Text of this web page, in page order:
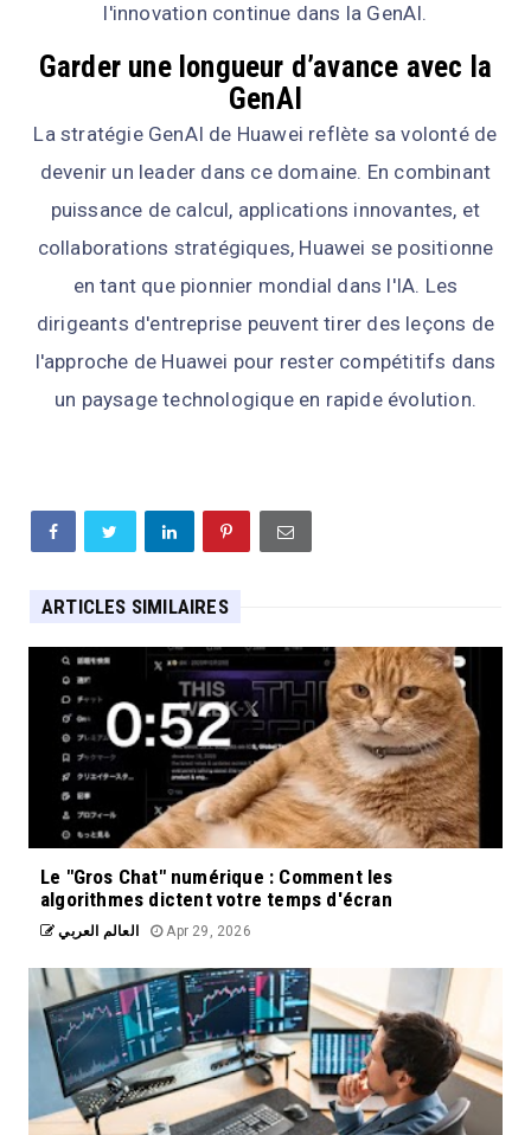
l'innovation continue dans la GenAI.
Garder une longueur d’avance avec la
GenAI
La stratégie GenAI de Huawei reflète sa volonté de
devenir un leader dans ce domaine. En combinant
puissance de calcul, applications innovantes, et
collaborations stratégiques, Huawei se positionne
en tant que pionnier mondial dans l'IA. Les
dirigeants d'entreprise peuvent tirer des leçons de
l'approche de Huawei pour rester compétitifs dans
un paysage technologique en rapide évolution.
ARTICLES SIMILAIRES
Le "Gros Chat" numérique : Comment les
algorithmes dictent votre temps d'écran
العالم العربي Apr 29, 2026